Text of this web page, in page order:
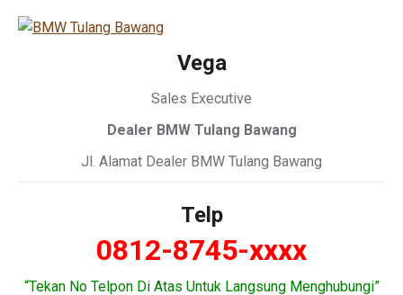
Vega
Sales Executive
Dealer BMW Tulang Bawang
Jl. Alamat Dealer BMW Tulang Bawang
Telp
0812-8745-xxxx
“Tekan No Telpon Di Atas Untuk Langsung Menghubungi”